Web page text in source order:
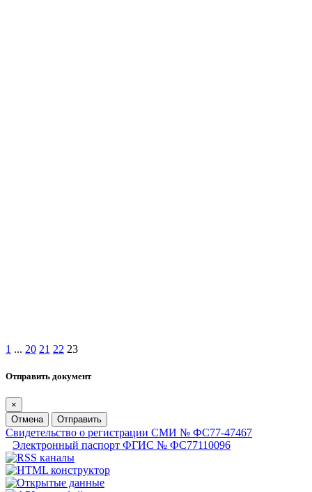
1 ... 20 21 22 23
Отправить документ
×
Отмена
Отправить
Свидетельство о регистрации СМИ № ФС77-47467
Электронный паспорт ФГИС № ФС77110096